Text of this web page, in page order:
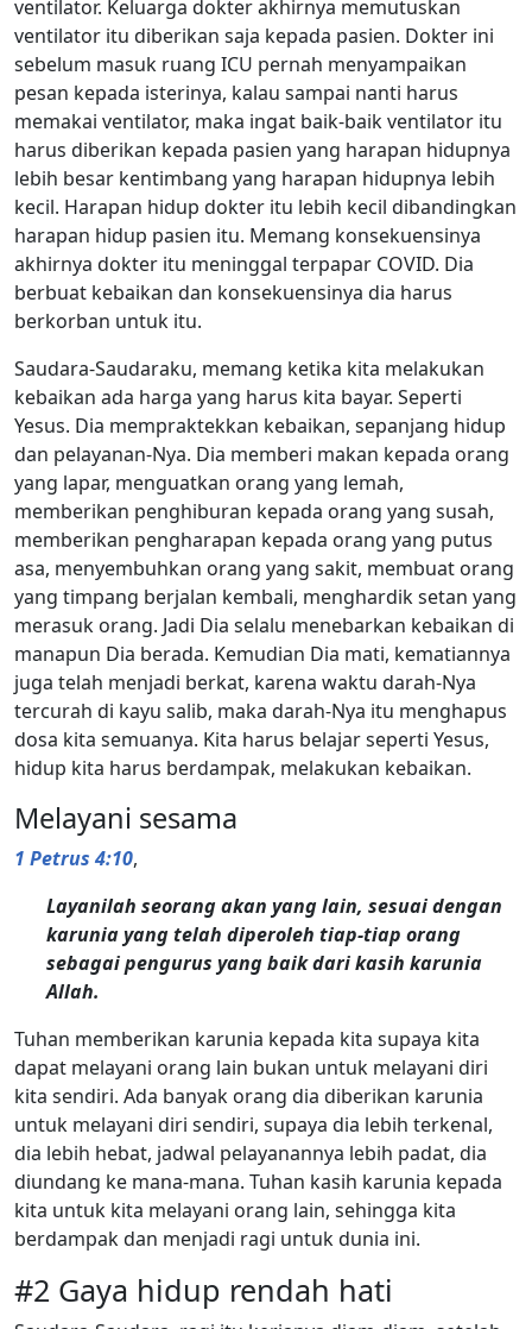
ventilator. Keluarga dokter akhirnya memutuskan
ventilator itu diberikan saja kepada pasien. Dokter ini
sebelum masuk ruang ICU pernah menyampaikan
pesan kepada isterinya, kalau sampai nanti harus
memakai ventilator, maka ingat baik-baik ventilator itu
harus diberikan kepada pasien yang harapan hidupnya
lebih besar kentimbang yang harapan hidupnya lebih
kecil. Harapan hidup dokter itu lebih kecil dibandingkan
harapan hidup pasien itu. Memang konsekuensinya
akhirnya dokter itu meninggal terpapar COVID. Dia
berbuat kebaikan dan konsekuensinya dia harus
berkorban untuk itu.
Saudara-Saudaraku, memang ketika kita melakukan
kebaikan ada harga yang harus kita bayar. Seperti
Yesus. Dia mempraktekkan kebaikan, sepanjang hidup
dan pelayanan-Nya. Dia memberi makan kepada orang
yang lapar, menguatkan orang yang lemah,
memberikan penghiburan kepada orang yang susah,
memberikan pengharapan kepada orang yang putus
asa, menyembuhkan orang yang sakit, membuat orang
yang timpang berjalan kembali, menghardik setan yang
merasuk orang. Jadi Dia selalu menebarkan kebaikan di
manapun Dia berada. Kemudian Dia mati, kematiannya
juga telah menjadi berkat, karena waktu darah-Nya
tercurah di kayu salib, maka darah-Nya itu menghapus
dosa kita semuanya. Kita harus belajar seperti Yesus,
hidup kita harus berdampak, melakukan kebaikan.
Melayani sesama
1 Petrus 4:10,
Layanilah seorang akan yang lain, sesuai dengan
karunia yang telah diperoleh tiap-tiap orang
sebagai pengurus yang baik dari kasih karunia
Allah.
Tuhan memberikan karunia kepada kita supaya kita
dapat melayani orang lain bukan untuk melayani diri
kita sendiri. Ada banyak orang dia diberikan karunia
untuk melayani diri sendiri, supaya dia lebih terkenal,
dia lebih hebat, jadwal pelayanannya lebih padat, dia
diundang ke mana-mana. Tuhan kasih karunia kepada
kita untuk kita melayani orang lain, sehingga kita
berdampak dan menjadi ragi untuk dunia ini.
#2 Gaya hidup rendah hati